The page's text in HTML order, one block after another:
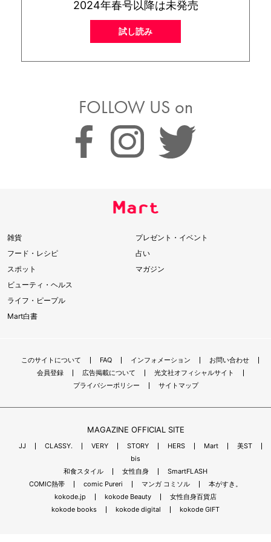
2024年春号以降は未発売
試し読み
FOLLOW US on
雑貨
フード・レシピ
スポット
ビューティ・ヘルス
ライフ・ピープル
Mart白書
プレゼント・イベント
占い
マガジン
このサイトについて FAQ インフォメーション
お問い合わせ
会員登録
広告掲載について
光文社オフィシャルサイト
プライバシーポリシー
サイトマップ
MAGAZINE OFFICIAL SITE
JJ CLASSY. VERY STORY HERS Mart
美ST
bis
和食スタイル
女性自身
SmartFLASH
COMIC熱帯
comic Pureri マンガ コミソル
本がすき。
kokode.jp
kokode Beauty
女性自身百貨店
kokode books
kokode digital kokode GIFT